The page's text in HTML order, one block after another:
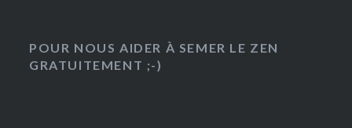
POUR NOUS AIDER À SEMER LE ZEN
GRATUITEMENT ;-)